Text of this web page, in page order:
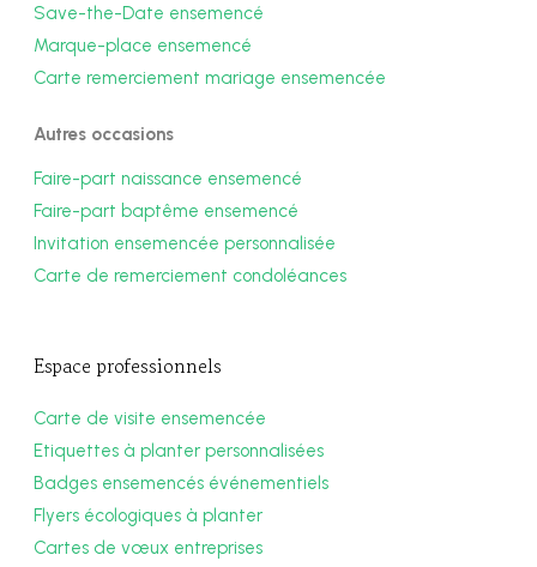
Save-the-Date ensemencé
Marque-place ensemencé
Carte remerciement mariage ensemencée
Autres occasions
Faire-part naissance ensemencé
Faire-part baptême ensemencé
Invitation ensemencée personnalisée
Carte de remerciement condoléances
Espace professionnels
Carte de visite ensemencée
Etiquettes à planter personnalisées
Badges ensemencés événementiels
Flyers écologiques à planter
Cartes de vœux entreprises